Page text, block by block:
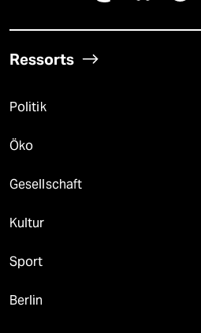
Ressorts
Politik
Öko
Gesellschaft
Kultur
Sport
Berlin